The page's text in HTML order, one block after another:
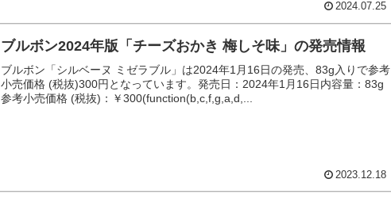
2024.07.25
ブルボン2024年版「チーズおかき 梅しそ味」の発売情報
ブルボン「シルベーヌ ミゼラブル」は2024年1月16日の発売、83g入りで参考
小売価格 (税抜)300円となっています。発売日：2024年1月16日内容量：83g
参考小売価格 (税抜)：￥300(function(b,c,f,g,a,d,...
2023.12.18